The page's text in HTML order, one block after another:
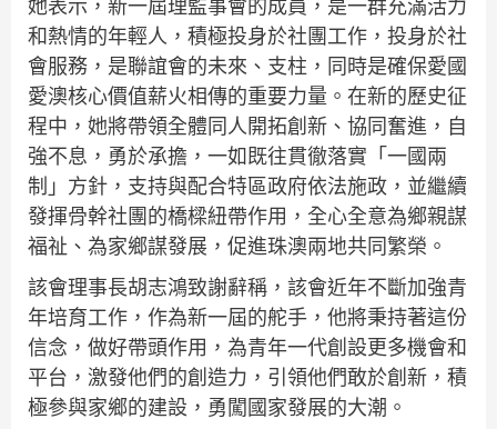
她表示，新一屆理監事會的成員，是一群充滿活力
和熱情的年輕人，積極投身於社團工作，投身於社
會服務，是聯誼會的未來、支柱，同時是確保愛國
愛澳核心價值薪火相傳的重要力量。在新的歷史征
程中，她將帶領全體同人開拓創新、協同奮進，自
強不息，勇於承擔，一如既往貫徹落實「一國兩
制」方針，支持與配合特區政府依法施政，並繼續
發揮骨幹社團的橋樑紐帶作用，全心全意為鄉親謀
福祉、為家鄉謀發展，促進珠澳兩地共同繁榮。
該會理事長胡志鴻致謝辭稱，該會近年不斷加強青
年培育工作，作為新一屆的舵手，他將秉持著這份
信念，做好帶頭作用，為青年一代創設更多機會和
平台，激發他們的創造力，引領他們敢於創新，積
極參與家鄉的建設，勇闖國家發展的大潮。